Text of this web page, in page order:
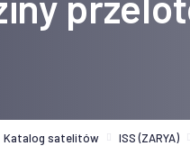
Katalog satelitów ISS (ZARYA)